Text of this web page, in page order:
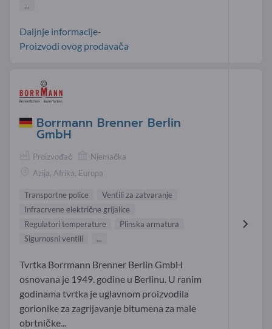
...
Daljnje informacije-
Proizvodi ovog prodavača
Borrmann Brenner Berlin
GmbH
Proizvođač
Njemačka
Azija, Afrika, Europa
Transportne police
Ventili za zatvaranje
Infracrvene električne grijalice
Regulatori temperature
Plinska armatura
Sigurnosni ventili
...
Tvrtka Borrmann Brenner Berlin GmbH
osnovana je 1949. godine u Berlinu. U ranim
godinama tvrtka je uglavnom proizvodila
gorionike za zagrijavanje bitumena za male
obrtničke...